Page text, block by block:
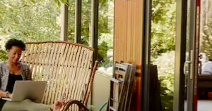
pour les parcourir ou en appuyant et en